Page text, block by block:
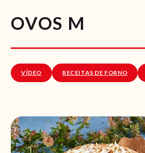
OVOS M
VÍDEO RECEITAS DE FORNO